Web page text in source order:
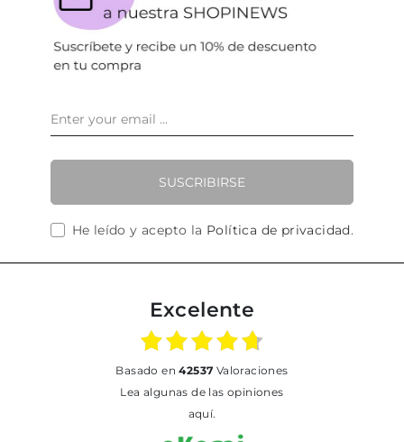
SUSCRIBIRSE
He leído y acepto la Política de privacidad.
Excelente
basado en42537 Valoraciones
Lea algunas de las opiniones
aquí.